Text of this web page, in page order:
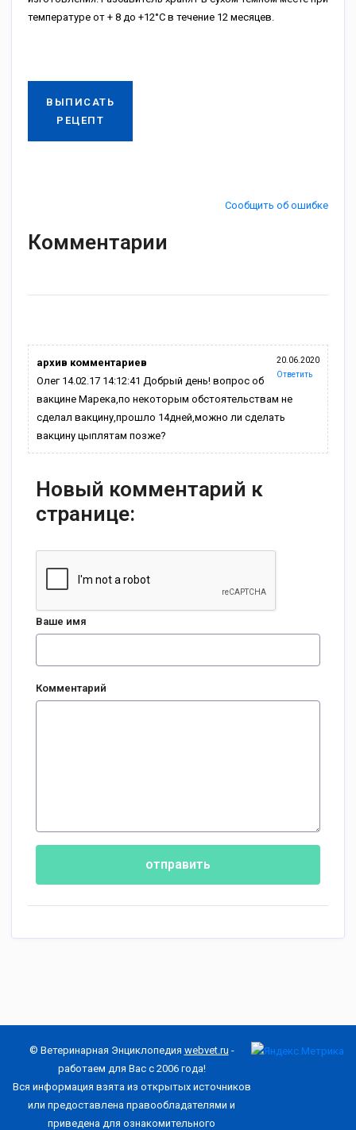
температуре от + 8 до +12°С в течение 12 месяцев.
ВЫПИСАТЬ
РЕЦЕПТ
Сообщить об ошибке
Комментарии
20.06.2020
Ответить
архив комментариев
Олег 14.02.17 14:12:41 Добрый день! вопрос об
вакцине Марека,по некоторым обстоятельствам не
сделал вакцину,прошло 14дней,можно ли сделать
вакцину цыплятам позже?
Новый комментарий к
странице:
Ваше имя
Комментарий
отправить
© Ветеринарная Энциклопедия webvet.ru -
работаем для Вас с 2006 года!
Вся информация взята из открытых источников
или предоставлена правообладателями и
приведена для ознакомительного